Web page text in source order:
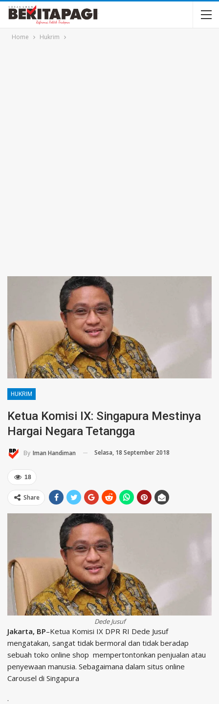
Home Hukrim
HUKRIM
Ketua Komisi IX: Singapura Mestinya
Hargai Negara Tetangga
By Iman Handiman Selasa, 18 September 2018
18
Share
Dede Jusuf
Jakarta, BP–Ketua Komisi IX DPR RI Dede Jusuf
mengatakan, sangat tidak bermoral dan tidak beradap
sebuah toko online shop mempertontonkan penjualan atau
penyewaan manusia. Sebagaimana dalam situs online
Carousel di Singapura
.